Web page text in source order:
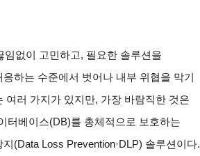
없이 고민하고, 필요한 솔루션을
하는 수준에서 벗어나 내부 위협을 막기
여러 가지가 있지만, 가장 바람직한 것은
터베이스(DB)를 총체적으로 보호하는
(Data Loss Prevention·DLP) 솔루션이다.